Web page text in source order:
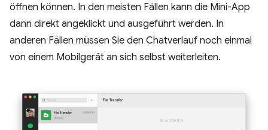
öffnen können. In den meisten Fällen kann die Mini-App
dann direkt angeklickt und ausgeführt werden. In
anderen Fällen müssen Sie den Chatverlauf noch einmal
von einem Mobilgerät an sich selbst weiterleiten.